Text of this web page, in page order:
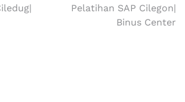
Pelatihan SAP Cilegon|
Binus Center